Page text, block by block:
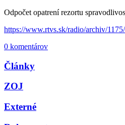
Odpočet opatrení rezortu
https://www.rtvs.sk/radio/archiv/
0 komentárov
Články
ZOJ
Externé